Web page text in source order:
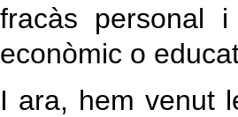
fracàs personal
econòmic o
I ara, hem venut